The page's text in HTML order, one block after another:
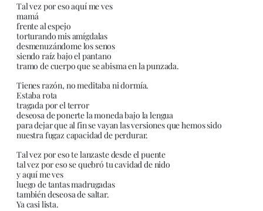
Tal vez por eso aquí me ves
mamá
frente al espejo
torturando mis amígdalas
desmenuzándome los senos
siendo raíz bajo el pantano
tramo de cuerpo que se abisma en la punzada.
Tienes razón, no meditaba ni dormía.
Estaba rota
tragada por el terror
deseosa de ponerte la moneda bajo la lengua
para dejar que al fin se vayan las versiones que hemos sido
nuestra fugaz capacidad de perdurar.
Tal vez por eso te lanzaste desde el puente
tal vez por eso se quebró tu cavidad de nido
y aquí me ves
luego de tantas madrugadas
también deseosa de saltar.
Ya casi lista.